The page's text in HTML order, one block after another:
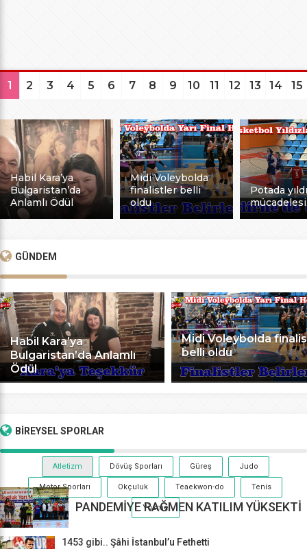
1 2 3 4 5 6 7 8 9 10 11 12 13 14 15
Habil Kara’ya
Bulgaristan’da
Anlamlı Ödül
Midi Voleybolda
finalistler belli
oldu
Potada
mücadelesi
GÜNDEM
Habil Kara’ya
Bulgaristan’da Anlamlı
Ödül
Midi Voleybolda
belli oldu
BİREYSELSPORLAR
Atletizm Dövüş Sporları Güreş Judo
Motor Sporları Okçuluk Teaekwon-do Tenis
Yüzme
PANDEMİYE RAĞMEN KATILIM YÜKSEKTİ
1453 gibi.. Şâhi İstanbul’u Fethetti